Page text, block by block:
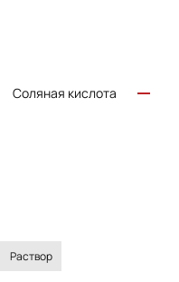
Соляная кислота
Раствор